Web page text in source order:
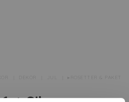
▸ROSETTER & PAKET